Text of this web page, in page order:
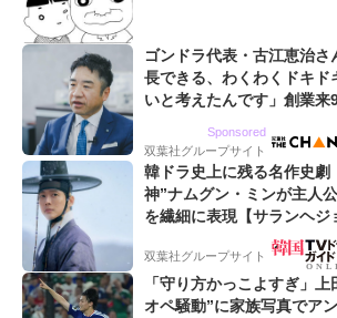
ゴンドラ代表・古江恵治さ
長できる、わくわくドキド
いと考えたんです」創業来
Sponsored
双葉社グループサイト
韓ドラ史上に残る名作史劇
神”ナムグン・ミンが主人
を繊細に表現【サランヘジ
双葉社グループサイト
「守り方かっこよすぎ」
オペ騒動”に家族写真でア